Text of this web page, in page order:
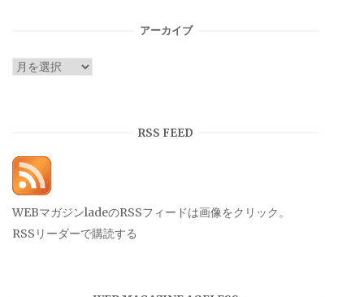
アーカイブ
ア
RSS FEED
WEBマガジンladeのRSSフィードは画像をクリック。
RSSリーダーで購読する